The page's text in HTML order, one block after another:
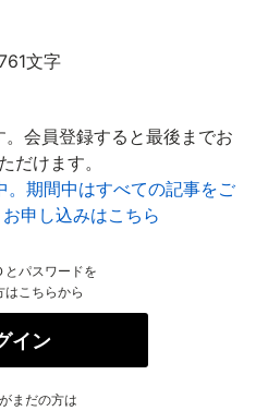
文字
会員登録すると最後までお
だけます。
期間中はすべての記事をご
申し込みはこちら
とパスワードを
はこちらから
イン
まだの方は